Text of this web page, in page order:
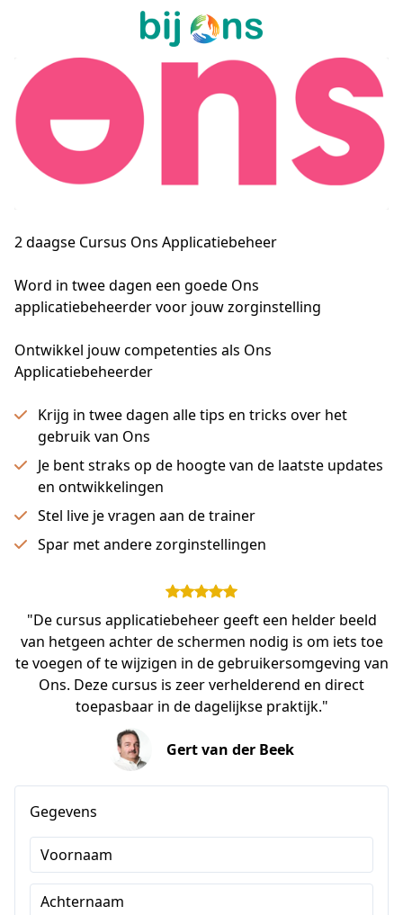
2 daagse Cursus Ons Applicatiebeheer
Word in twee dagen een goede Ons
applicatiebeheerder voor jouw zorginstelling
Ontwikkel jouw competenties als Ons
Applicatiebeheerder
Krijg in twee dagen alle tips en tricks over het
gebruik van Ons
Je bent straks op de hoogte van de laatste updates
en ontwikkelingen
Stel live je vragen aan de trainer
Spar met andere zorginstellingen
"De cursus applicatiebeheer geeft een helder beeld
van hetgeen achter de schermen nodig is om iets toe
te voegen of te wijzigen in de gebruikersomgeving van
Ons. Deze cursus is zeer verhelderend en direct
toepasbaar in de dagelijkse praktijk."
Gert van der Beek
Gegevens
Voornaam
Achternaam